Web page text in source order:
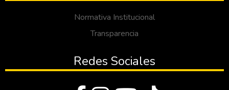
Normativa Institucional
Transparencia
Redes Sociales